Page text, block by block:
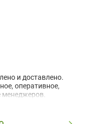
и доставлено.
оперативное,